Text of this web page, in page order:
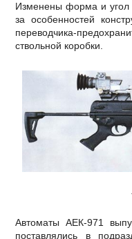
Изменены форма и угол
за особенностей
переводчика-
ствольной коробки.
Автоматы АЕК-971
поставлялись в